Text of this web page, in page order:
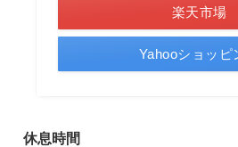
楽天市場
Yahooショッピ
休息時間